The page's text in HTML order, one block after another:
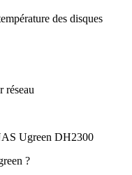
des disques
réseau
Ugreen DH2300
?